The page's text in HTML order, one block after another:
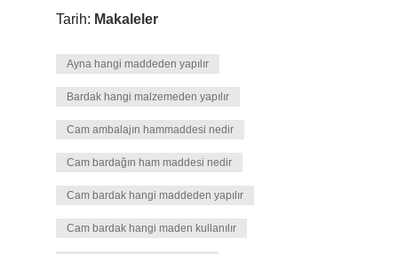
Tarih: Makaleler
Ayna hangi maddeden yapılır
Bardak hangi malzemeden yapılır
Cam ambalajın hammaddesi nedir
Cam bardağın ham maddesi nedir
Cam bardak hangi maddeden yapılır
Cam bardak hangi maden kullanılır